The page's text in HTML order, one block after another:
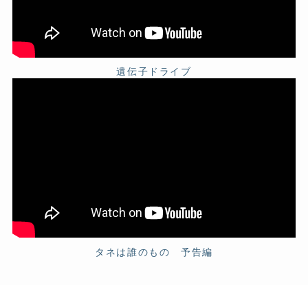
遺伝子ドライブ
タネは誰のもの 予告編